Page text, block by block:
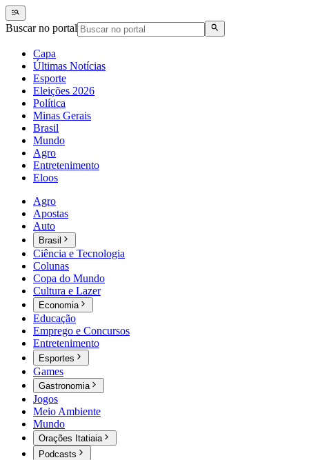
Buscar no portal
Capa
Últimas Notícias
Esporte
Eleições 2026
Política
Minas Gerais
Brasil
Mundo
Agro
Entretenimento
Eloos
Agro
Apostas
Auto
Brasil
Ciência e Tecnologia
Colunas
Copa do Mundo
Cultura e Lazer
Economia
Educação
Emprego e Concursos
Entretenimento
Esportes
Games
Gastronomia
Jogos
Meio Ambiente
Mundo
Orações Itatiaia
Podcasts